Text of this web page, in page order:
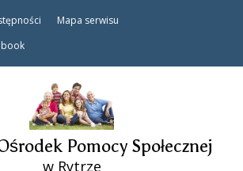
Mapa serwisu
Pomocy Społecznej
w Rytrze